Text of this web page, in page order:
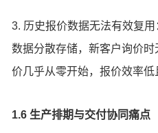
3. 历史报价数据无法有效复
数据分散存储，新客户询价
价几乎从零开始，报价效率低
1.6 生产排期与交付协同痛点